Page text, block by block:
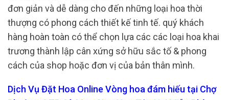
đơn giản và dễ dàng cho đến những loại hoa thời
thượng có phong cách thiết kế tinh tế. quý khách
hàng hoàn toàn có thể chọn lựa các các loại hoa khai
trương thành lập cân xứng sở hữu sắc tố & phong
cách của shop hoặc đơn vị của bản thân mình.
Dịch Vụ Đặt Hoa Online Vòng hoa đám hiếu tại Chợ